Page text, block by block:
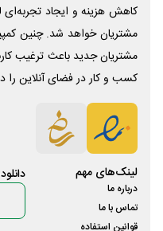
کاهش هزینه و ایجاد
مشتریان خواهد شد. چنین
مشتریان جدید باعث ترغیب
کسب و کار در فضای آنلاین
لینک‌های مهم
درباره ما
تماس با ما
قوانین استفاده